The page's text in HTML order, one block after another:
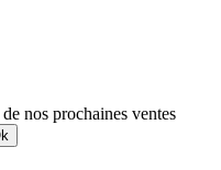
nos prochaines ventes